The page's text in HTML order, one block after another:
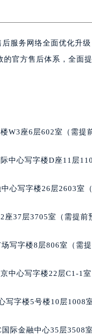
嘉兴世界贸易中心写
大道998号绿地双子塔
375号世界贸易中心
路7号华贸大厦写字楼1
1号恒力城写字楼15层
街2号融恒时代广场写字
华润大厦写字楼29层
亨得利名表服务中心
26号时代广场（
600号富力中心T2座写
号万科金融中心C座12
服务网络全面优化升
官方售后体系，全面
W3座6层602室（需提
中心写字楼D座11层
心写字楼26层2603室（
座37层3705室（需提前
写字楼8层806室（需提
中心写字楼22层C1-1室
字楼5号楼10层1008
际金融中心35层3508